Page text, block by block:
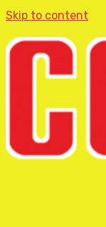
Skip to content